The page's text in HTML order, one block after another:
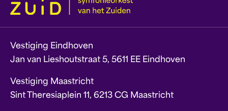
Vestiging Eindhoven
Jan van Lieshoutstraat 5, 5611 EE Eindhoven
Vestiging Maastricht
Sint Theresiaplein 11, 6213 CG Maastricht